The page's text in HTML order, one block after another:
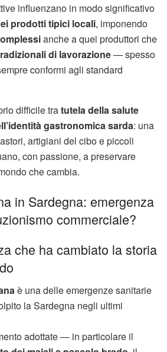
influenzano in modo significativo
prodotti tipici locali, imponendo
anche a quei produttori che
di lavorazione— spesso
conformi agli standard
difficile tratutela della salute
gastronomica sarda: una
artigiani del cibo e piccoli
con passione, a preservare
che cambia.
in Sardegna: emergenza
commerciale?
che ha cambiato la storia
è una delle emergenze sanitarie
la Sardegna negli ultimi
adottate — in particolare il